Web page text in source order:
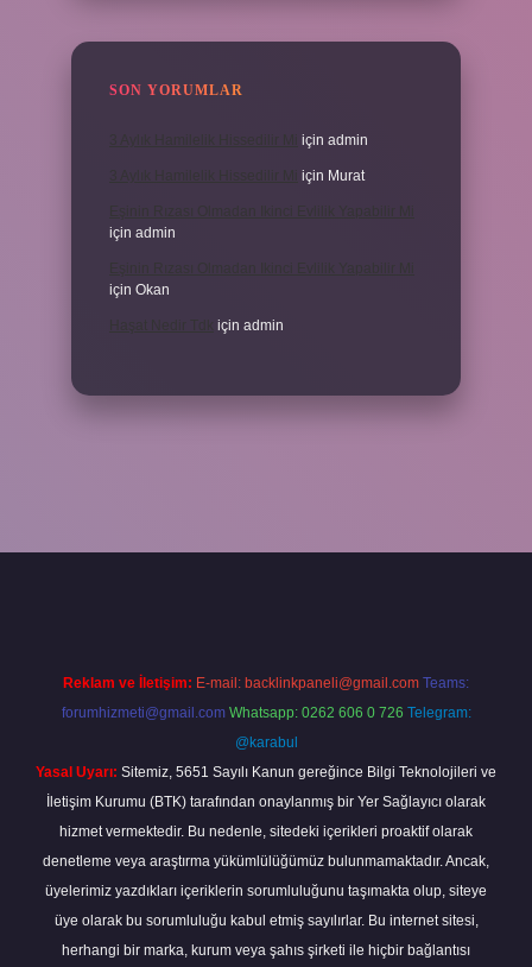
SON YORUMLAR
için admin
için Murat
için admin
için Okan
için admin
Reklam ve İletişim: E-mail: backlinkpaneli@gmail.com Teams:
forumhizmeti@gmail.com Whatsapp: 0262 606 0 726 Telegram:
@karabul
Yasal Uyarı: Sitemiz, 5651 Sayılı Kanun gereğince Bilgi Teknolojileri ve
İletişim Kurumu (BTK) tarafından onaylanmış bir Yer Sağlayıcı olarak
hizmet vermektedir. Bu nedenle, sitedeki içerikleri proaktif olarak
denetleme veya araştırma yükümlülüğümüz bulunmamaktadır. Ancak,
üyelerimiz yazdıkları içeriklerin sorumluluğunu taşımakta olup, siteye
üye olarak bu sorumluluğu kabul etmiş sayılırlar. Bu internet sitesi,
herhangi bir marka, kurum veya şahıs şirketi ile hiçbir bağlantısı